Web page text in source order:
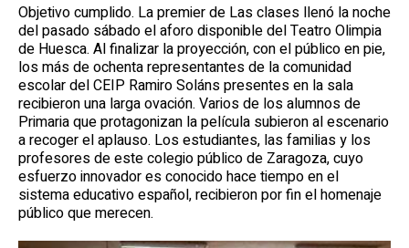
Objetivo cumplido. La premier de Las clases llenó la noche
del pasado sábado el aforo disponible del Teatro Olimpia
de Huesca. Al finalizar la proyección, con el público en pie,
los más de ochenta representantes de la comunidad
escolar del CEIP Ramiro Soláns presentes en la sala
recibieron una larga ovación. Varios de los alumnos de
Primaria que protagonizan la película subieron al escenario
a recoger el aplauso. Los estudiantes, las familias y los
profesores de este colegio público de Zaragoza, cuyo
esfuerzo innovador es conocido hace tiempo en el
sistema educativo español, recibieron por fin el homenaje
público que merecen.